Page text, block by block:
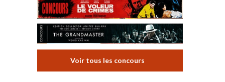
Voir tous les concours